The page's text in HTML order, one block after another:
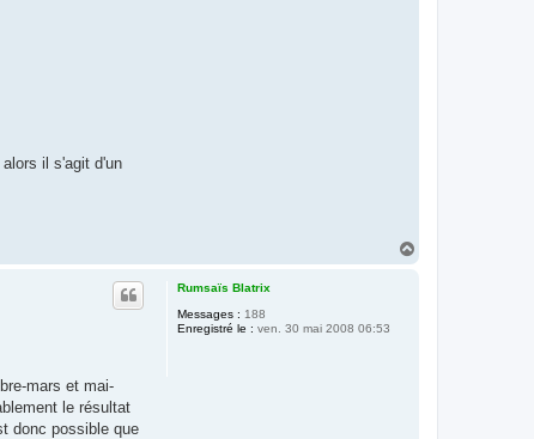
il s'agit d'un
Rumsaïs Blatrix
Messages : 188
Enregistré le : ven. 30 mai 2008 06:53
mars et mai-
le résultat
donc possible que